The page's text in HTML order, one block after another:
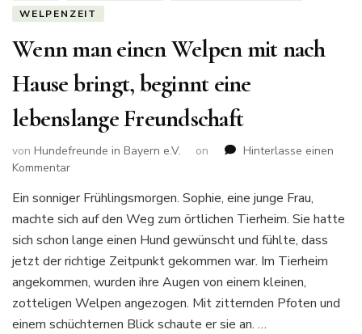
WELPENZEIT
Wenn man einen Welpen mit nach
Hause bringt, beginnt eine
lebenslange Freundschaft
von Hundefreunde in Bayern e.V. on
Hinterlasse einen
Kommentarzu
man
einen
Welpen
nach
Hause
bringt,
beginnt
Ein sonniger Frühlingsmorgen. Sophie, eine junge Frau,
machte sich auf den Weg zum örtlichen Tierheim. Sie hatte
sich schon lange einen Hund gewünscht und fühlte, dass
jetzt der richtige Zeitpunkt gekommen war. Im Tierheim
angekommen, wurden ihre Augen von einem kleinen,
zotteligen Welpen angezogen. Mit zitternden Pfoten und
einem schüchternen Blick schaute er sie an. …